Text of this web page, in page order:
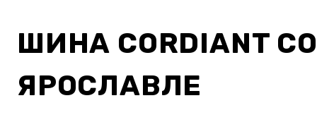
ШИНА CORDIANT
ЯРОСЛАВЛЕ